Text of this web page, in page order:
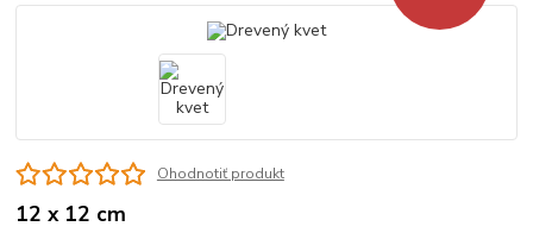
Ohodnotiť produkt
12 x 12 cm